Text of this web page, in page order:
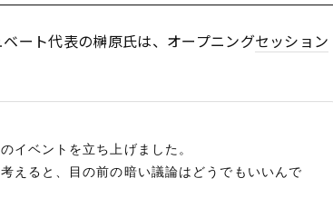
ート代表の榊原氏は、オープニングセッション
イベントを立ち上げました。
えると、目の前の暗い議論はどうでもいいんで